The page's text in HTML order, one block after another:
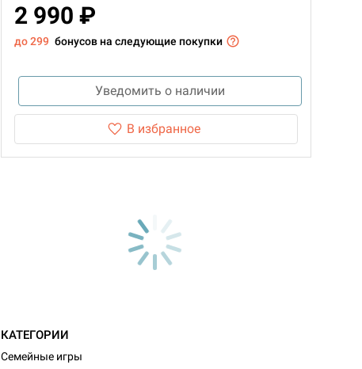
2 990 ₽
до 299 бонусов на следующие покупки
Уведомить о наличии
В избранное
КАТЕГОРИИ
Семейные игры